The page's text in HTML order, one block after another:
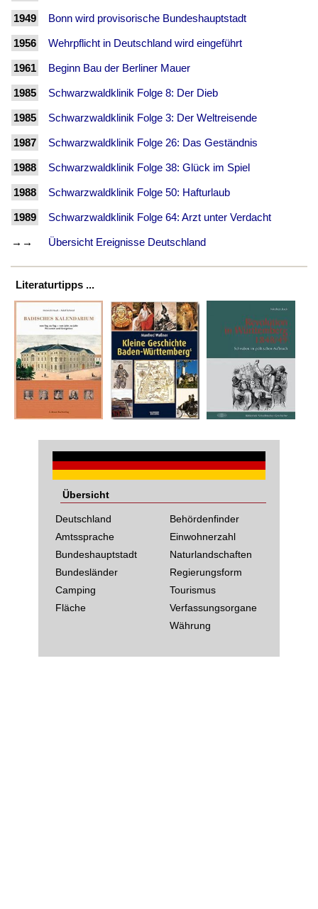
1949 Bonn wird provisorische Bundeshauptstadt
1956 Wehrpflicht in Deutschland wird eingeführt
1961 Beginn Bau der Berliner Mauer
1985 Schwarzwaldklinik Folge 8: Der Dieb
1985 Schwarzwaldklinik Folge 3: Der Weltreisende
1987 Schwarzwaldklinik Folge 26: Das Geständnis
1988 Schwarzwaldklinik Folge 38: Glück im Spiel
1988 Schwarzwaldklinik Folge 50: Hafturlaub
1989 Schwarzwaldklinik Folge 64: Arzt unter Verdacht
→→ Übersicht Ereignisse Deutschland
Literaturtipps ...
Übersicht
Deutschland
Amtssprache
Bundeshauptstadt
Bundesländer
Camping
Fläche
Behördenfinder
Einwohnerzahl
Naturlandschaften
Regierungsform
Tourismus
Verfassungsorgane
Währung